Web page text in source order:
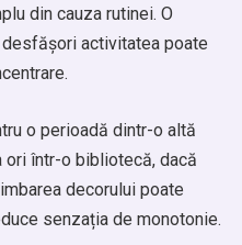
din cauza rutinei. O
activitatea poate
o perioadă dintr-o altă
într-o bibliotecă, dacă
decorului poate
senzația de monotonie.